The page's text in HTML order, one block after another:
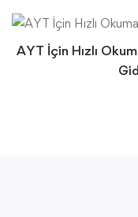
AYT İçin Hızlı